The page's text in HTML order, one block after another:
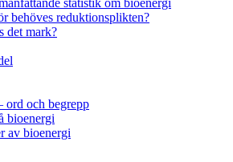
statistik om bioenergi
behöves reduktionsplikten?
det mark?
ord och begrepp
bioenergi
av bioenergi